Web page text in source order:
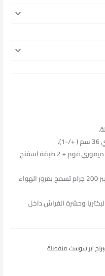
طبقة بيلوتوب مكونة من 8سم ميموري فوم + 2 طبقة اسفنج
طبقات اسفنج 3سم + طبقة فايبر 200 جرام تسمح بمرور الهواء
وحشرة الفراش.داخل
اير سوست منفصلة